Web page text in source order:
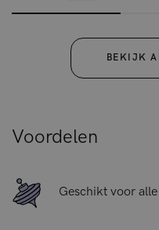
Aquaxyl™, voor intensieve
BEKIJK
Voordelen
Geschikt voor